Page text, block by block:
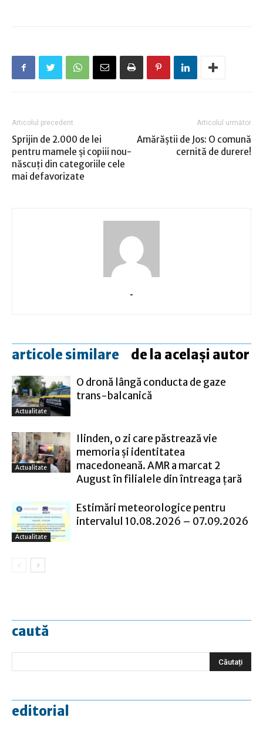
Articolul precedent
Sprijin de 2.000 de lei
pentru mamele şi copiii nou-
născuţi din categoriile cele
mai defavorizate
Articolul următor
Amărăştii de Jos: O comună
cernită de durere!
-
articole similare de la același autor
Actualitate
O dronă lângă conducta de gaze
trans-balcanică
Actualitate
Ilinden, o zi care păstrează vie
memoria și identitatea
macedoneană. AMR a marcat 2
August în filialele din întreaga țară
Actualitate
Estimări meteorologice pentru
intervalul 10.08.2026 – 07.09.2026
caută
editorial